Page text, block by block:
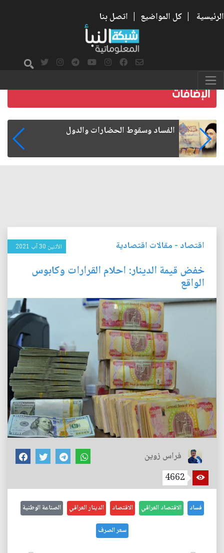
الرئيسية | كل المواضيع | اتصل بنا
رواتب الموظفين على صفيح ساخن
اقتصاد - مقالات اقتصادية الأثنين 30 آب 2021
خفض قيمة الدينار: احلام القرارات وكابوس
الواقع
فراس زوين
4662
فساد الاقتصاد العراقي الاقتصاد الدينار العراقي الصناعة الوطنية
سعر الصرف